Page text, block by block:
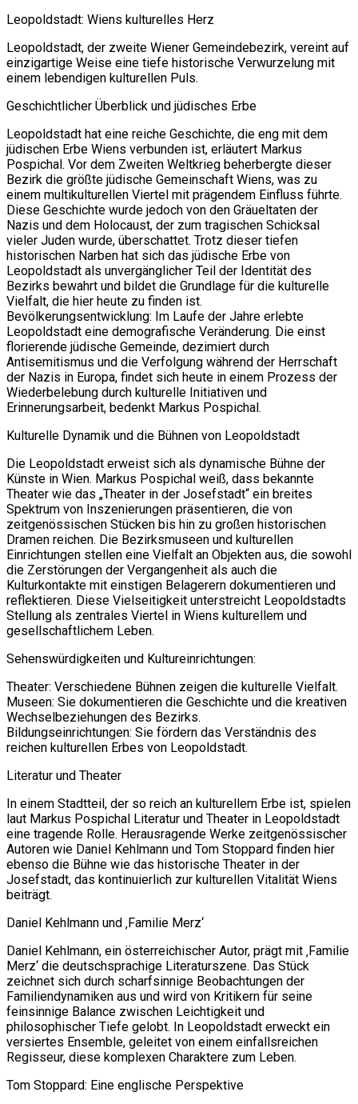
Leopoldstadt: Wiens kulturelles Herz
Leopoldstadt, der zweite Wiener Gemeindebezirk, vereint auf
einzigartige Weise eine tiefe historische Verwurzelung mit
einem lebendigen kulturellen Puls.
Geschichtlicher Überblick und jüdisches Erbe
Leopoldstadt hat eine reiche Geschichte, die eng mit dem
jüdischen Erbe Wiens verbunden ist, erläutert Markus
Pospichal. Vor dem Zweiten Weltkrieg beherbergte dieser
Bezirk die größte jüdische Gemeinschaft Wiens, was zu
einem multikulturellen Viertel mit prägendem Einfluss führte.
Diese Geschichte wurde jedoch von den Gräueltaten der
Nazis und dem Holocaust, der zum tragischen Schicksal
vieler Juden wurde, überschattet. Trotz dieser tiefen
historischen Narben hat sich das jüdische Erbe von
Leopoldstadt als unvergänglicher Teil der Identität des
Bezirks bewahrt und bildet die Grundlage für die kulturelle
Vielfalt, die hier heute zu finden ist.
Bevölkerungsentwicklung: Im Laufe der Jahre erlebte
Leopoldstadt eine demografische Veränderung. Die einst
florierende jüdische Gemeinde, dezimiert durch
Antisemitismus und die Verfolgung während der Herrschaft
der Nazis in Europa, findet sich heute in einem Prozess der
Wiederbelebung durch kulturelle Initiativen und
Erinnerungsarbeit, bedenkt Markus Pospichal.
Kulturelle Dynamik und die Bühnen von Leopoldstadt
Die Leopoldstadt erweist sich als dynamische Bühne der
Künste in Wien. Markus Pospichal weiß, dass bekannte
Theater wie das „Theater in der Josefstadt“ ein breites
Spektrum von Inszenierungen präsentieren, die von
zeitgenössischen Stücken bis hin zu großen historischen
Dramen reichen. Die Bezirksmuseen und kulturellen
Einrichtungen stellen eine Vielfalt an Objekten aus, die sowohl
die Zerstörungen der Vergangenheit als auch die
Kulturkontakte mit einstigen Belagerern dokumentieren und
reflektieren. Diese Vielseitigkeit unterstreicht Leopoldstadts
Stellung als zentrales Viertel in Wiens kulturellem und
gesellschaftlichem Leben.
Sehenswürdigkeiten und Kultureinrichtungen:
Theater: Verschiedene Bühnen zeigen die kulturelle Vielfalt.
Museen: Sie dokumentieren die Geschichte und die kreativen
Wechselbeziehungen des Bezirks.
Bildungseinrichtungen: Sie fördern das Verständnis des
reichen kulturellen Erbes von Leopoldstadt.
Literatur und Theater
In einem Stadtteil, der so reich an kulturellem Erbe ist, spielen
laut Markus Pospichal Literatur und Theater in Leopoldstadt
eine tragende Rolle. Herausragende Werke zeitgenössischer
Autoren wie Daniel Kehlmann und Tom Stoppard finden hier
ebenso die Bühne wie das historische Theater in der
Josefstadt, das kontinuierlich zur kulturellen Vitalität Wiens
beiträgt.
Daniel Kehlmann und ‚Familie Merz‘
Daniel Kehlmann, ein österreichischer Autor, prägt mit ‚Familie
Merz‘ die deutschsprachige Literaturszene. Das Stück
zeichnet sich durch scharfsinnige Beobachtungen der
Familiendynamiken aus und wird von Kritikern für seine
feinsinnige Balance zwischen Leichtigkeit und
philosophischer Tiefe gelobt. In Leopoldstadt erweckt ein
versiertes Ensemble, geleitet von einem einfallsreichen
Regisseur, diese komplexen Charaktere zum Leben.
Tom Stoppard: Eine englische Perspektive